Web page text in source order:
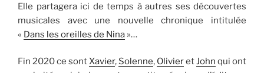
Elle partagera ici de temps à autres ses découvertes
musicales avec une nouvelle chronique intitulée
« Dans les oreilles de Nina »…
Fin 2020 ce sontXavier, Solenne, OlivieretJohn qui ont